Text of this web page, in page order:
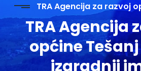
TRA Agencija za razvoj
TRA Agencija
općine
izgradnji